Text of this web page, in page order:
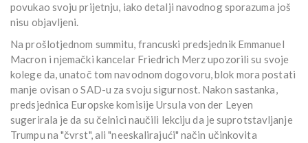
povukao svoju prijetnju, iako detalji navodnog sporazuma još
nisu objavljeni.
Na prošlotjednom summitu, francuski predsjednik Emmanuel
Macron i njemački kancelar Friedrich Merz upozorili su svoje
kolege da, unatoč tom navodnom dogovoru, blok mora postati
manje ovisan o SAD-u za svoju sigurnost. Nakon sastanka,
predsjednica Europske komisije Ursula von der Leyen
sugerirala je da su čelnici naučili lekciju da je suprotstavljanje
Trumpu na "čvrst", ali "neeskalirajući" način učinkovita